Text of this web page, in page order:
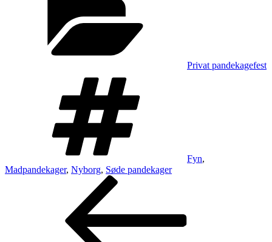
Privat pandekagefest
Fyn,
Madpandekager, Nyborg, Søde pandekager
Indlægsnavigation